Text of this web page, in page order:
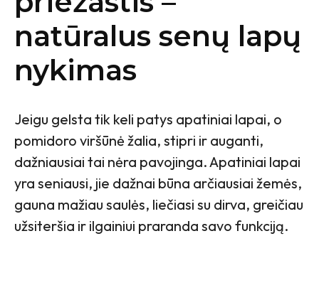
natūralus senų lapų
nykimas
Jeigu gelsta tik keli patys apatiniai lapai, o
pomidoro viršūnė žalia, stipri ir auganti,
dažniausiai tai nėra pavojinga. Apatiniai lapai
yra seniausi, jie dažnai būna arčiausiai žemės,
gauna mažiau saulės, liečiasi su dirva, greičiau
užsiteršia ir ilgainiui praranda savo funkciją.